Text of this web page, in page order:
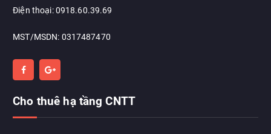
Điện thoại: 0918.60.39.69
MST/MSDN: 0317487470
Cho thuê hạ tầng CNTT
Chat với chúng tôi